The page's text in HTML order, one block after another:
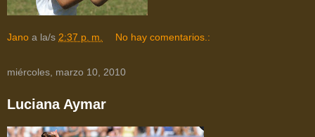
Jano a la/s 2:37 p. m. No hay comentarios.:
miércoles, marzo 10, 2010
Luciana Aymar